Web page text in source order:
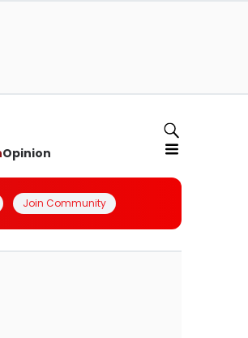
Opinion
Join Community